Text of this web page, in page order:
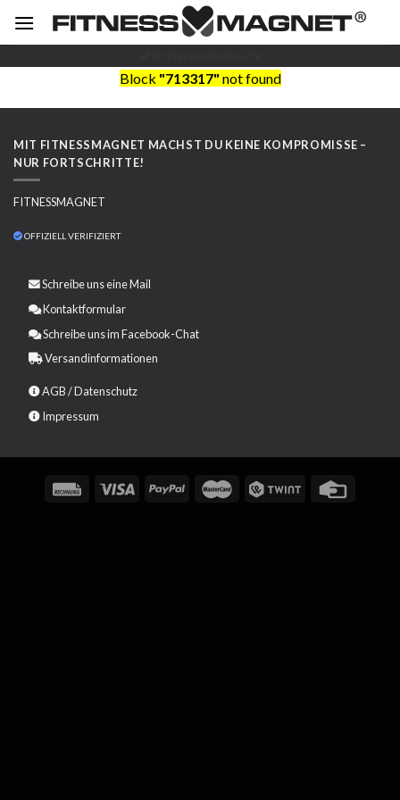
Inhalt
Block "713317" not found
MIT FITNESSMAGNET MACHST DU KEINE KOMPROMISSE –
NUR FORTSCHRITTE!
FITNESSMAGNET
OFFIZIELL VERIFIZIERT
Schreibe uns eineMail
Kontaktformular
Schreibe uns im Facebook-Chat
Versandinformationen
AGB/Datenschutz
Impressum